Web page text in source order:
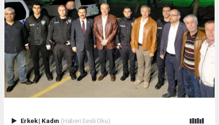
Erkek| Kadın (Haberi Sesli Oku)